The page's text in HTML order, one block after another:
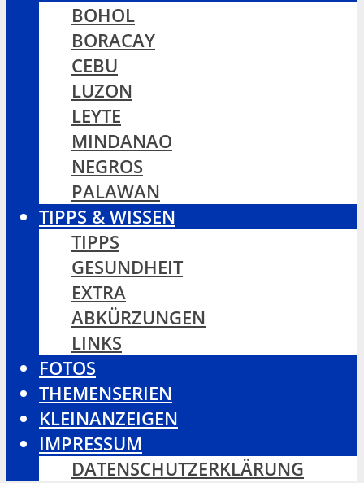
BOHOL
BORACAY
CEBU
LUZON
LEYTE
MINDANAO
NEGROS
PALAWAN
TIPPS & WISSEN
TIPPS
GESUNDHEIT
EXTRA
ABKÜRZUNGEN
LINKS
FOTOS
THEMENSERIEN
KLEINANZEIGEN
IMPRESSUM
DATENSCHUTZERKLÄRUNG